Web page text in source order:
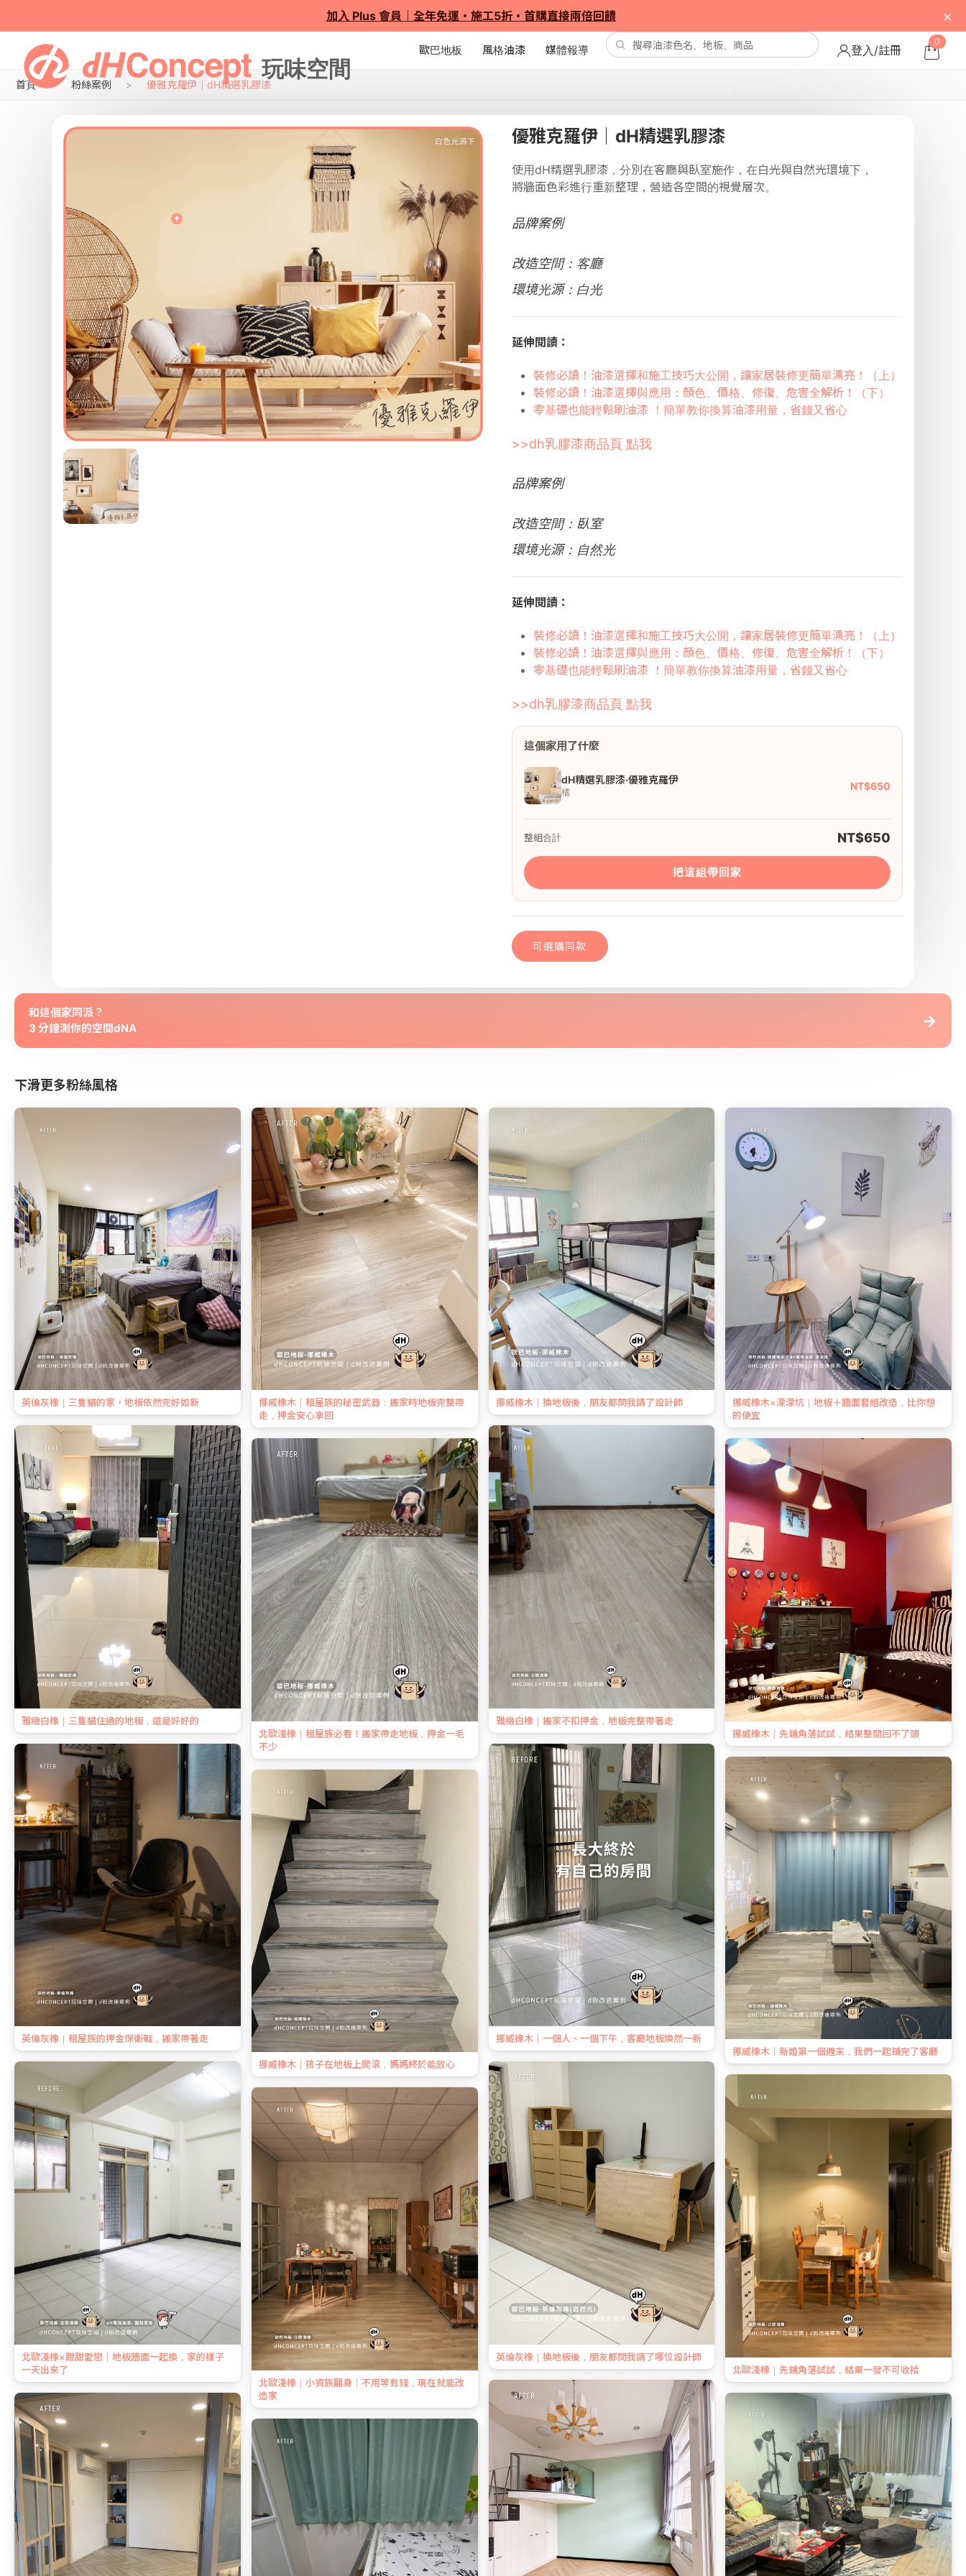
加入 Plus 會員｜全年免運・施工5折・首購直接兩倍回饋 ×
歐巴地板 風格油漆 媒體報導 登入/註冊
0
首頁 粉絲案例 優雅克羅伊｜dH精選乳膠漆
優雅克羅伊｜dH精選乳膠漆
使用dH精選乳膠漆，分別在客廳與臥室施作，在白光與自然光環境下，
將牆面色彩進行重新整理，營造各空間的視覺層次。
品牌案例
改造空間：客廳
環境光源：白光
延伸閱讀：
裝修必讀！油漆選擇和施工技巧大公開，讓家居裝修更簡單漂亮！（上）
裝修必讀！油漆選擇與應用：顏色、價格、修復、危害全解析！（下）
零基礎也能輕鬆刷油漆 ！簡單教你換算油漆用量，省錢又省心
>>dh乳膠漆商品頁 點我
品牌案例
改造空間：臥室
環境光源：自然光
延伸閱讀：
裝修必讀！油漆選擇和施工技巧大公開，讓家居裝修更簡單漂亮！（上）
裝修必讀！油漆選擇與應用：顏色、價格、修復、危害全解析！（下）
零基礎也能輕鬆刷油漆 ！簡單教你換算油漆用量，省錢又省心
>>dh乳膠漆商品頁 點我
這個家用了什麼
dH精選乳膠漆·優雅克羅伊
橘
NT$650
整組合計 NT$650
把這組帶回家
可選購同款
優雅克羅伊｜dH精選乳膠漆
和這個家同派？
3 分鐘測你的空間dNA
→
下滑更多粉絲風格
英倫灰橡｜三隻貓的家，地板依然完好如新
挪威橡木｜租屋族的秘密武器：搬家時地板完整帶
走，押金安心拿回
挪威橡木｜換地板後，朋友都問我請了設計師
挪威橡木×濛濛坑｜地板＋牆面套組改造，比你想
的便宜
雅緻白橡｜三隻貓住過的地板，還是好好的
北歐淺橡｜租屋族必看！搬家帶走地板，押金一毛
不少
雅緻白橡｜搬家不扣押金，地板完整帶著走
挪威橡木｜先鋪角落試試，結果整間回不了頭
英倫灰橡｜租屋族的押金保衛戰，搬家帶著走
挪威橡木｜孩子在地板上爬滾，媽媽終於能放心
挪威橡木｜一個人、一個下午，客廳地板煥然一新
挪威橡木｜新婚第一個週末，我們一起鋪完了客廳
北歐淺橡×甜甜愛戀｜地板牆面一起換，家的樣子
一天出來了
北歐淺橡｜小資族翻身｜不用等有錢，現在就能改
造家
英倫灰橡｜換地板後，朋友都問我請了哪位設計師
北歐淺橡｜先鋪角落試試，結果一發不可收拾